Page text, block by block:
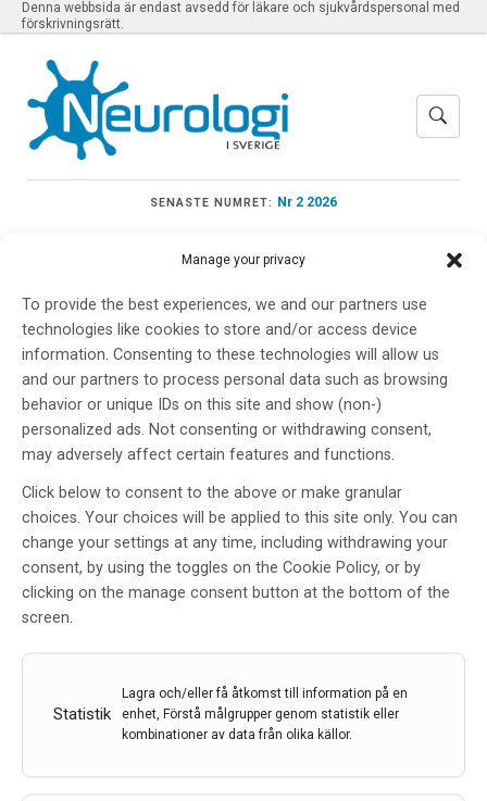
Manage your privacy
To provide the best experiences, we and our partners use
technologies like cookies to store and/or access device
information. Consenting to these technologies will allow us
and our partners to process personal data such as browsing
behavior or unique IDs on this site and show (non-)
personalized ads. Not consenting or withdrawing consent,
may adversely affect certain features and functions.
Click below to consent to the above or make granular
choices. Your choices will be applied to this site only. You can
change your settings at any time, including withdrawing your
consent, by using the toggles on the Cookie Policy, or by
clicking on the manage consent button at the bottom of the
screen.
Statistik
Lagra och/eller få åtkomst till information på en
enhet, Förstå målgrupper genom statistik eller
kombinationer av data från olika källor.
Denna webbsida är endast avsedd för läkare och sjukvårdspersonal med
förskrivningsrätt.
SENASTE NUMRET: Nr 2 2026
Meny
ABBV-951
Lovande resultat för ABBV-951 i
Fas III-studie mot Parkinsons
sjukdom
AvAbbvie
ABBV-951,AbbVie,Parkinsons sjukdom
ABBV-951 (foslevodopa/foskarbidopa) visade